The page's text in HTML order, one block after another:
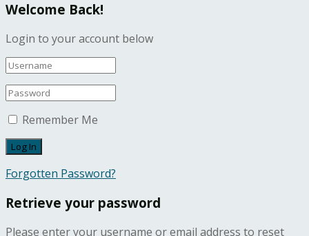
Welcome Back!
Login to your account below
Remember Me
Forgotten Password?
Retrieve your password
Please enter your username or email address to reset